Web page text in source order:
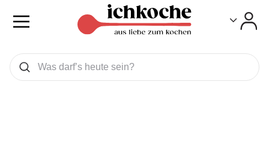
Was wollen Sie suchen
Suchen